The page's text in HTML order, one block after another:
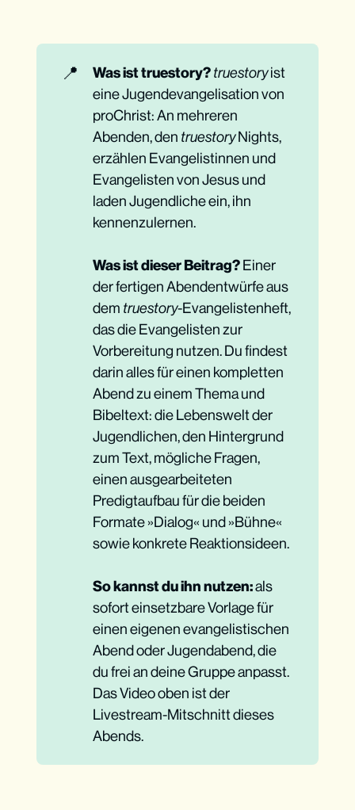
📍 Was ist truestory? truestoryist
eine Jugendevangelisation von
proChrist: An mehreren
Abenden, den truestoryNights,
erzählen Evangelistinnen und
Evangelisten von Jesus und
laden Jugendliche ein, ihn
kennenzulernen.
Was ist dieser Beitrag?Einer
der fertigen Abendentwürfe aus
dem truestory-Evangelistenheft,
das die Evangelisten zur
Vorbereitung nutzen. Du findest
darin alles für einen kompletten
Abend zu einem Thema und
Bibeltext: die Lebenswelt der
Jugendlichen, den Hintergrund
zum Text, mögliche Fragen,
einen ausgearbeiteten
Predigtaufbau für die beiden
Formate »Dialog« und »Bühne«
sowie konkrete Reaktionsideen.
So kannst du ihn nutzen:als
sofort einsetzbare Vorlage für
einen eigenen evangelistischen
Abend oder Jugendabend, die
du frei an deine Gruppe anpasst.
Das Video oben ist der
Livestream-Mitschnitt dieses
Abends.